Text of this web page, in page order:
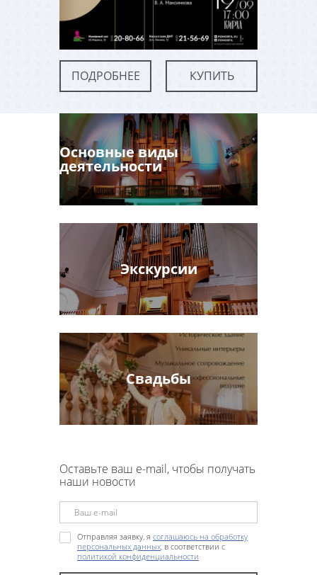
ПОДРОБНЕЕ КУПИТЬ
Основные виды
деятельности
Экскурсии
Свадьбы
Оставьте ваш e-mail, чтобы получать
наши новости
Отправляя заявку, я соглашаюсь на обработку
персональных данных, в соответствии с
политикой конфиденциальности